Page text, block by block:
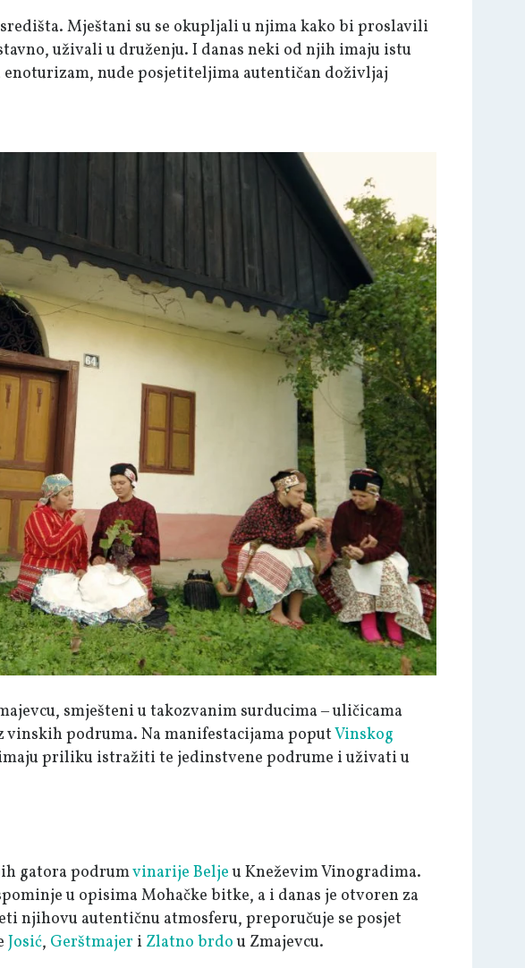
Mještani su se okupljali u njima kako bi proslavili
uživali u druženju. I danas neki od njih imaju istu
nude posjetiteljima autentičan doživljaj
smješteni u takozvanim surducima ‒ uličicama
vinskih podruma. Na manifestacijama poputVinskog
priliku istražiti te jedinstvene podrume i uživati u
gatora podrumvinarije Beljeu Kneževim Vinogradima.
u opisima Mohačke bitke, a i danas je otvoren za
njihovu autentičnu atmosferu, preporučuje se posjet
Josić, Gerštmajer i Zlatno brdou Zmajevcu.